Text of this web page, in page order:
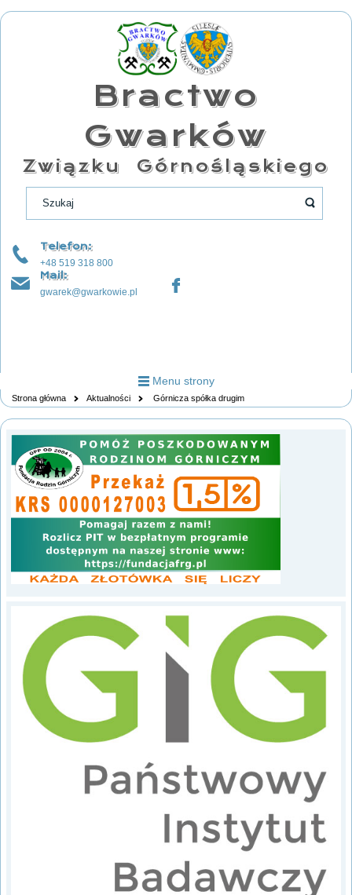
Bractwo
Gwarków
Związku Górnośląskiego
Telefon:
+48 519 318 800
Mail:
gwarek@gwarkowie.pl
Menu strony
Strona główna Aktualności Górnicza spółka drugim